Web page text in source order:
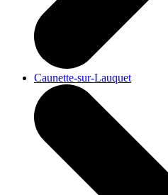
Caunette-sur-Lauquet